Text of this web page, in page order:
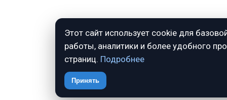
Этот сайт использует cookie для
работы, аналитики и более удобного
страниц. Подробнее
Принять